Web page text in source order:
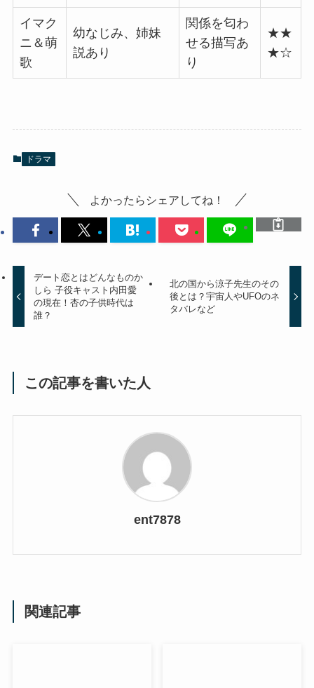
イマク
ニ＆萌
歌
幼なじみ、姉妹
説あり
関係を匂わ
せる描写あ
り
★★
★☆
ドラマ
よかったらシェアしてね！
デート恋とはどんなものか
しら 子役キャスト内田愛
の現在！杏の子供時代は
誰？
北の国から涼子先生のその
後とは？宇宙人やUFOのネ
タバレなど
この記事を書いた人
ent7878
関連記事